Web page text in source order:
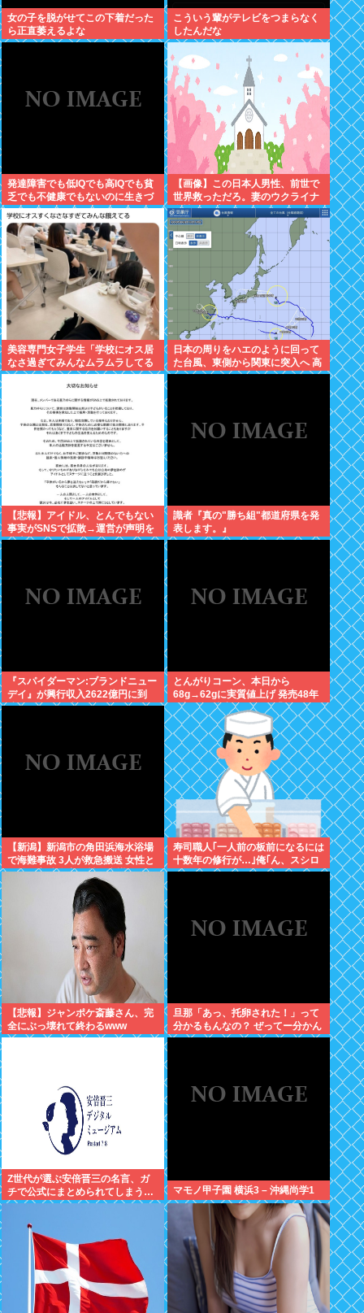
女の子を脱がせてこの下着だった
ら正直萎えるよな
こういう輩がテレビをつまらなく
したんだな
発達障害でも低IQでも高IQでも貧
乏でも不健康でもないのに生きづ
らい奴www
【画像】この日本人男性、前世で
世界救っただろ。妻のウクライナ
女性が可愛すぎる件
美容専門女子学生「学校にオス居
なさ過ぎてみんなムラムラしてる
」
日本の周りをハエのように回って
た台風、東側から関東に突入へ 高
市
【悲報】アイドル、とんでもない
事実がSNSで拡散→運営が声明を
発表www
識者『真の"勝ち組"都道府県を発
表します。』
『スパイダーマン:ブランドニュー
デイ』が興行収入2622億円に到
達！2週目も好調に推移へ
とんがりコーン、本日から
68g→62gに実質値上げ 発売48年
で初の箱縮小 メーカー「CO2も
1067トン削減できます笑」
【新潟】新潟市の角田浜海水浴場
で海難事故 3人が救急搬送 女性と
男児が心肺停止 男性は意識あり
寿司職人｢一人前の板前になるには
十数年の修行が…｣俺｢ん、スシロ
ーでいいっしょ(笑)あんまかわん
【悲報】ジャンポケ斎藤さん、完
全にぶっ壊れて終わるwww
旦那「あっ、托卵された！」って
分かるもんなの？ ぜってー分かん
ないだろ。
Z世代が選ぶ安倍晋三の名言、ガ
チで公式にまとめられてしまう…
✨
マモノ甲子園 横浜3 – 沖縄尚学1